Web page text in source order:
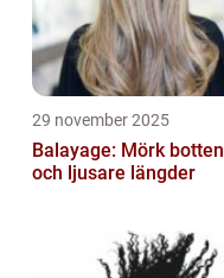
29 november 2025
Balayage: Mörk botten
och ljusare längder